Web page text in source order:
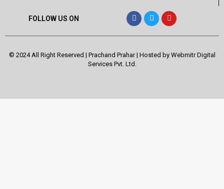
FOLLOW US ON
© 2024 All Right Reserved | Prachand Prahar | Hosted by Webmitr Digital
Services Pvt. Ltd.